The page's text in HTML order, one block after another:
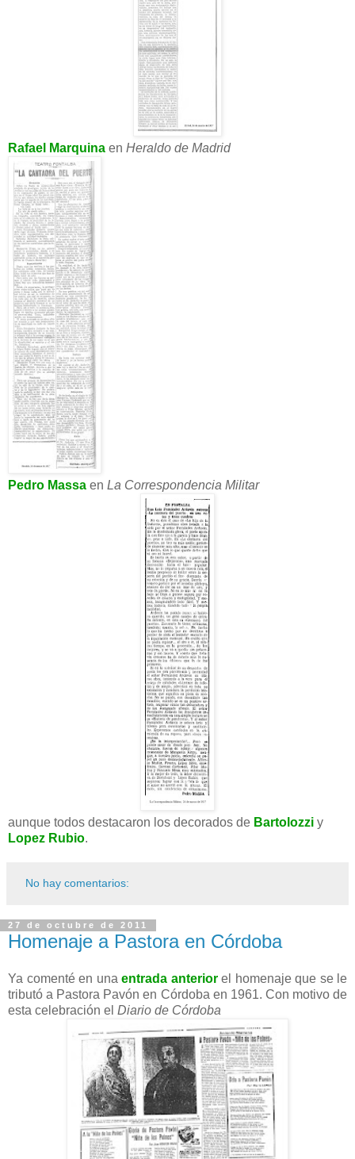
Rafael Marquina en Heraldo de Madrid
Pedro Massa en La Correspondencia Militar
aunque todos destacaron los decorados de Bartolozzi y
Lopez Rubio.
No hay comentarios:
27 de octubre de 2011
Homenaje a Pastora en Córdoba
Ya comenté en una entrada anteriorel homenaje que se le
tributó a Pastora Pavón en Córdoba en 1961. Con motivo de
esta celebración el Diario de Córdoba